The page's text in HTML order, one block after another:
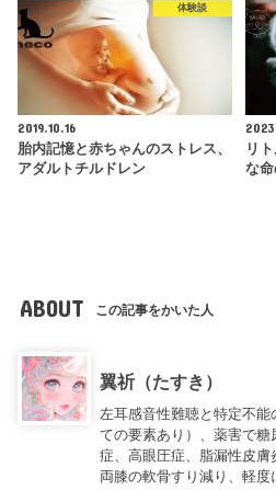
体験談
2019.10.16
胎内記憶と赤ちゃんのストレス、
アダルトチルドレン
リ
な
ABOUT この記事をかいた人
翼祈（たすき）
左耳感音性難聴と特定不
ての要素あり）、薬害で
症、高眼圧症、脂漏性皮膚
両膝の軟骨すり減り、軽